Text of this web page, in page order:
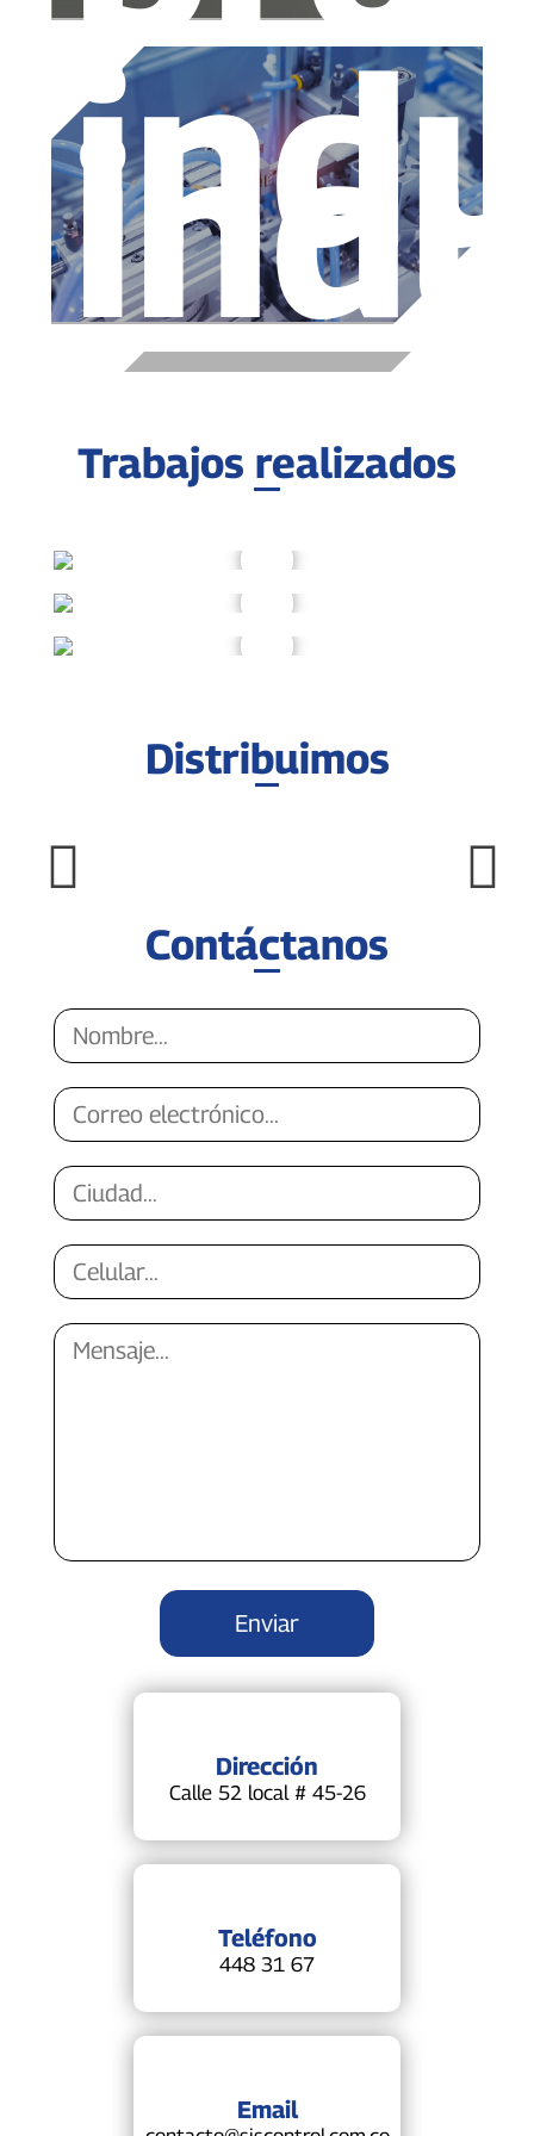
Trabajos realizados
Distribuimos
Contáctanos
Dirección
Calle 52 local # 45-26
Teléfono
448 31 67
Email